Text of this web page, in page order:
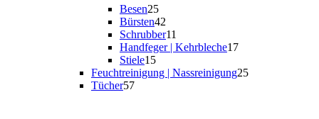
Besen25
Bürsten42
Schrubber11
Handfeger | Kehrbleche17
Stiele15
Feuchtreinigung | Nassreinigung25
Tücher57